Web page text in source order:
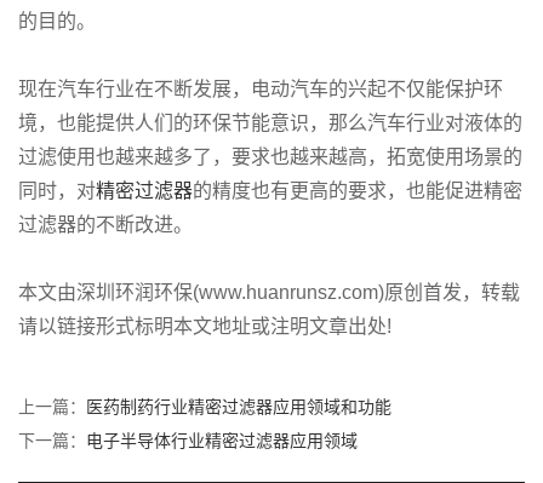
的目的。
现在汽车行业在不断发展，电动汽车的兴起不仅能保护环
境，也能提供人们的环保节能意识，那么汽车行业对液体的
过滤使用也越来越多了，要求也越来越高，拓宽使用场景的
同时，对精密过滤器的精度也有更高的要求，也能促进精密
过滤器的不断改进。
本文由深圳环润环保(www.huanrunsz.com)原创首发，转载
请以链接形式标明本文地址或注明文章出处!
上一篇：
医药制药行业精密过滤器应用领域和功能
下一篇： 电子半导体行业精密过滤器应用领域